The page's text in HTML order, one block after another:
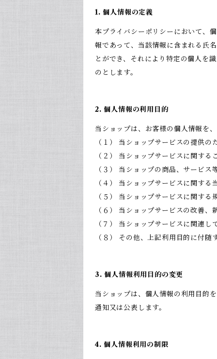
1. 個人情報の定義
本プライバシーポリシーにおいて、
報であって、当該情報に含まれる氏
とができ、それにより特定の個人を
のとします。
2. 個人情報の利用目的
当ショップは、お客様の個人情報を
（１） 当ショップサービスの提供の
（２） 当ショップサービスに関す
（３） 当ショップの商品、サービス
（４） 当ショップサービスに関す
（５） 当ショップサービスに関す
（６） 当ショップサービスの改善
（７） 当ショップサービスに関連
（８） その他、上記利用目的に付随
3. 個人情報利用目的の変更
当ショップは、個人情報の利用目的
通知又は公表します。
4. 個人情報利用の制限